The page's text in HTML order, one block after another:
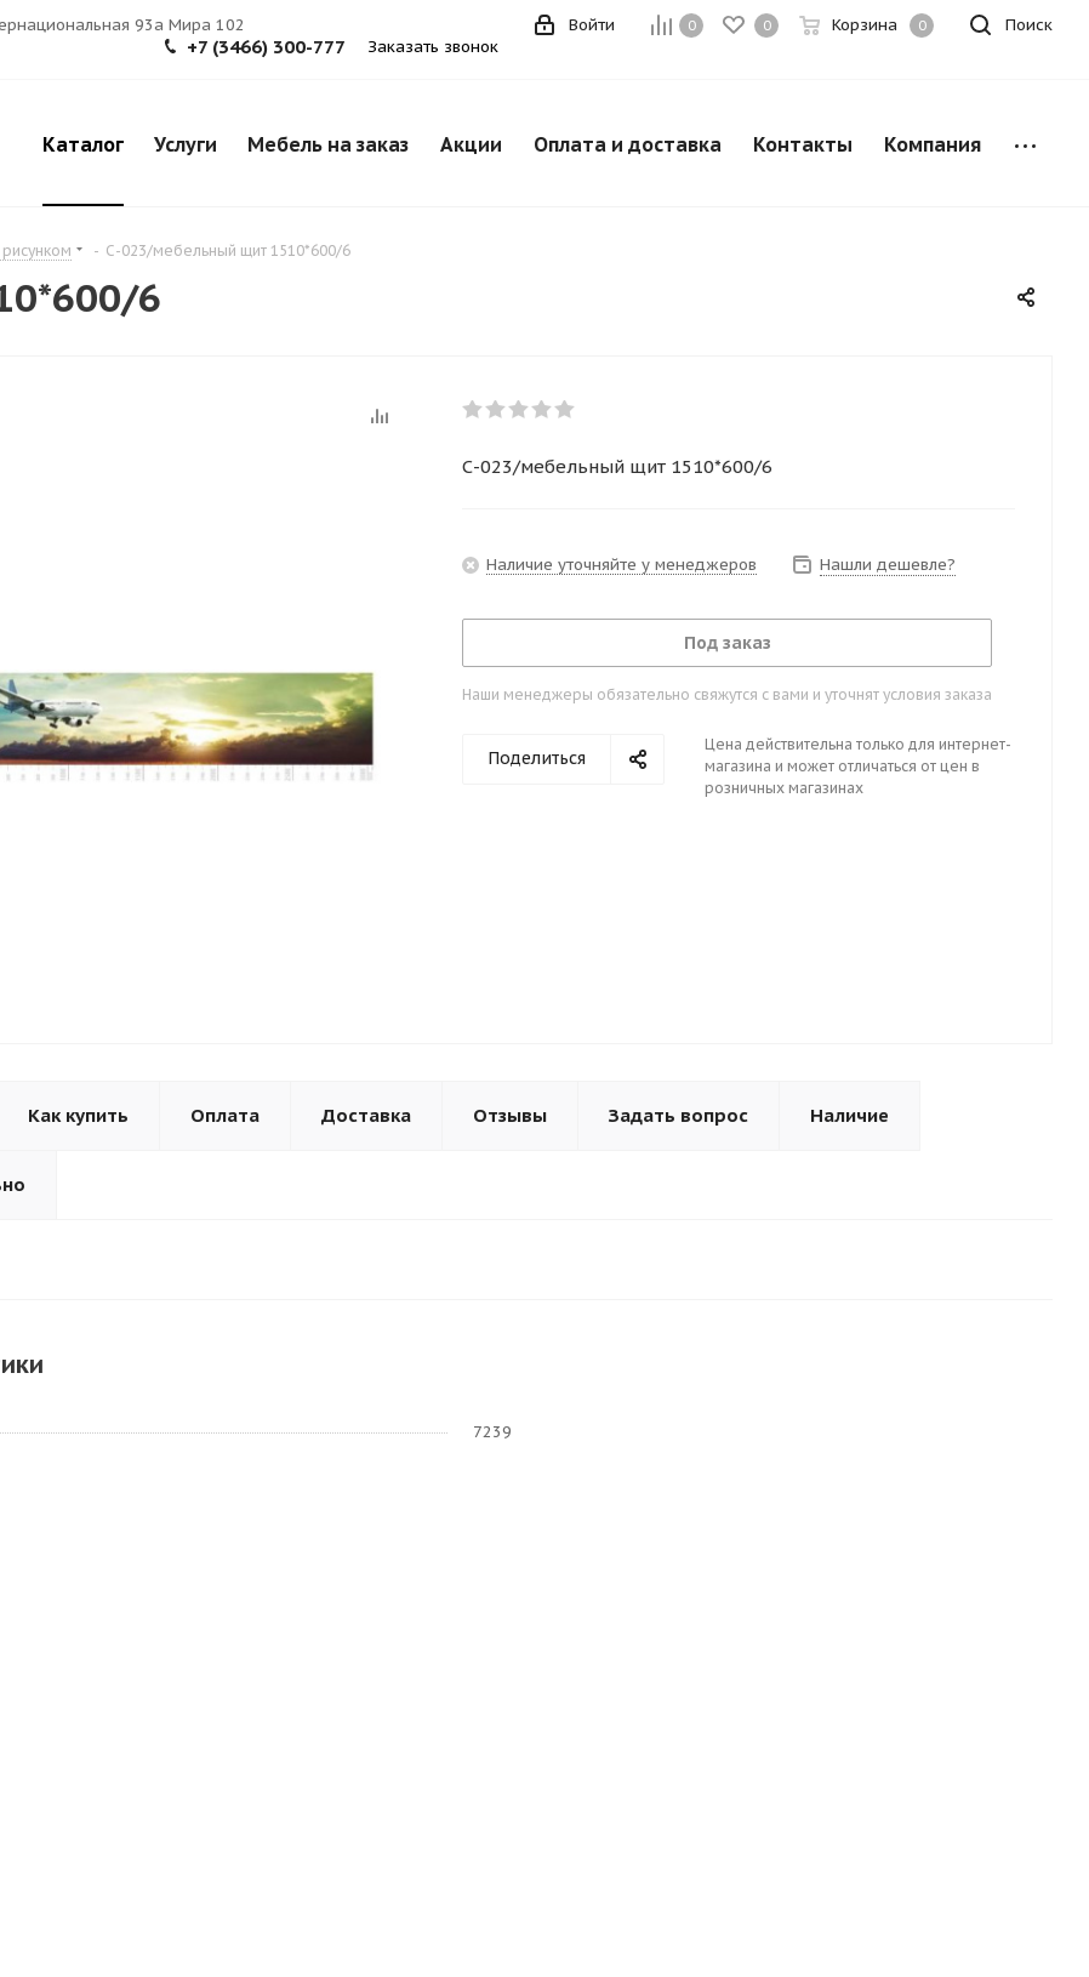
93а Мира 102 Поиск
0 0 Корзина 0
Войти
+7 (3466) 300-777 Заказать звонок
Каталог Услуги Мебель на заказ Акции Оплата и доставка Контакты Компания
- С-023/мебельный щит 1510*600/6
6
С-023/мебельный щит 1510*600/6
Наличие уточняйте у менеджеров Нашли дешевле?
Под заказ
Наши менеджеры обязательно свяжутся с вами и уточнят условия заказа
Поделиться
Цена действительна только для интернет-
магазина и может отличаться от цен в
розничных магазинах
Как купить Оплата Доставка Отзывы Задать вопрос Наличие
7239